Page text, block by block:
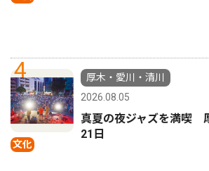
4
文化
厚木・愛川・清川
2026.08.05
真夏の夜ジャズを満喫
21日